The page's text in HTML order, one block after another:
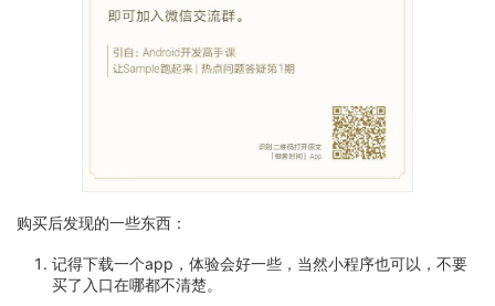
购买后发现的一些东西：
记得下载一个app，体验会好一些，当然小程序也可以，不要
买了入口在哪都不清楚。